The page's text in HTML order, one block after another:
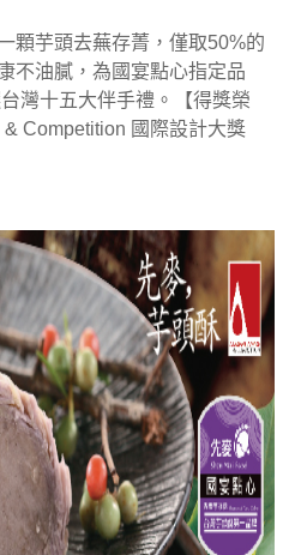
顆芋頭去蕪存菁，僅取50%的
不油膩，為國宴點心指定品
灣十五大伴手禮。【得獎榮
Competition 國際設計大獎